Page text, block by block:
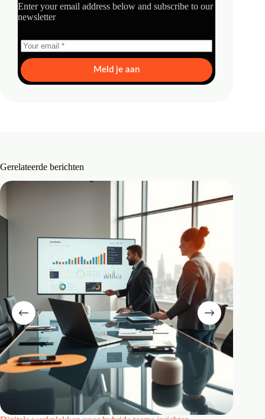
Enter your email address below and subscribe to our
newsletter
Meld je aan
Gerelateerde berichten